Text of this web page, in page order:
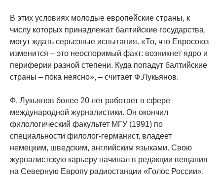
В этих условиях молодые европейские страны, к
числу которых принадлежат балтийские государства,
могут ждать серьезные испытания. «То, что Евросоюз
изменится – это неоспоримый факт: возникнет ядро и
периферии разной степени. Куда попадут балтийские
страны – пока неясно», – считает Ф.Лукьянов.
Ф. Лукьянов более 20 лет работает в сфере
международной журналистики. Он окончил
филологический факультет МГУ (1991) по
специальности филолог-германист, владеет
немецким, шведским, английским языками. Свою
журналистскую карьеру начинал в редакции вещания
на Северную Европу радиостанции «Голос России».